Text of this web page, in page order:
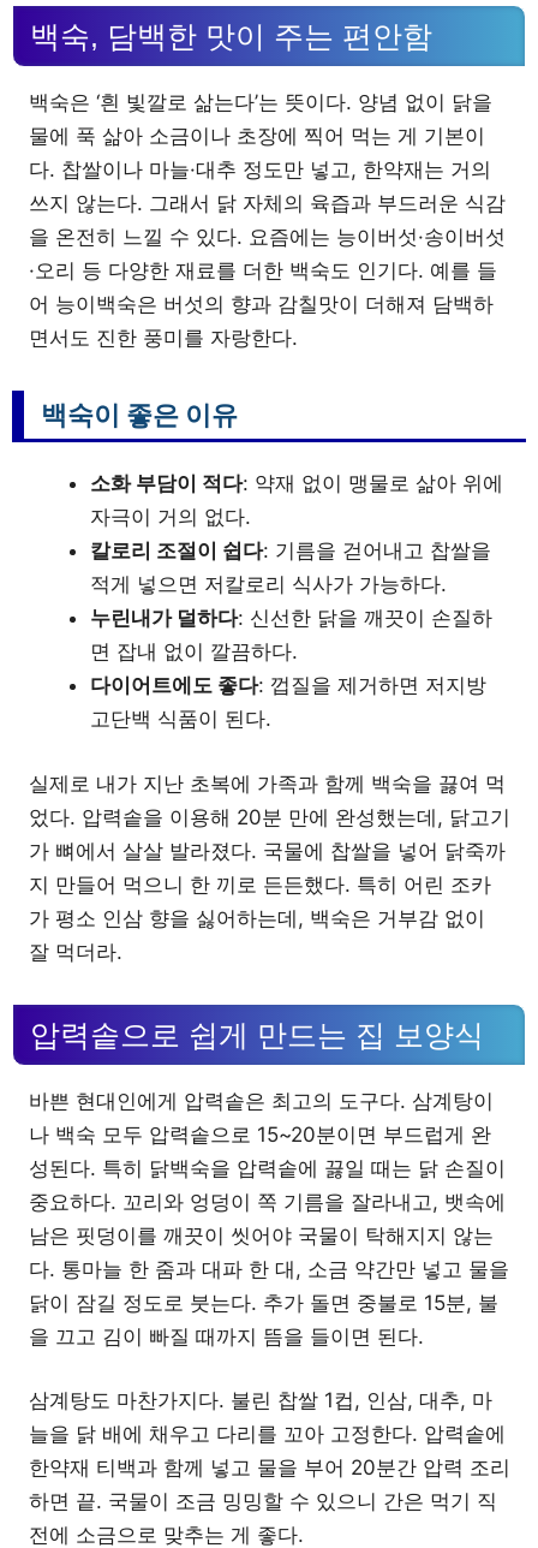
백숙, 담백한 맛이 주는 편안함
백숙은 ‘흰 빛깔로 삶는다’는 뜻이다. 양념 없이 닭을
물에 푹 삶아 소금이나 초장에 찍어 먹는 게 기본이
다. 찹쌀이나 마늘·대추 정도만 넣고, 한약재는 거의
쓰지 않는다. 그래서 닭 자체의 육즙과 부드러운 식감
을 온전히 느낄 수 있다. 요즘에는 능이버섯·송이버섯
·오리 등 다양한 재료를 더한 백숙도 인기다. 예를 들
어 능이백숙은 버섯의 향과 감칠맛이 더해져 담백하
면서도 진한 풍미를 자랑한다.
백숙이 좋은 이유
소화 부담이 적다: 약재 없이 맹물로 삶아 위에
자극이 거의 없다.
칼로리 조절이 쉽다: 기름을 걷어내고 찹쌀을
적게 넣으면 저칼로리 식사가 가능하다.
누린내가 덜하다: 신선한 닭을 깨끗이 손질하
면 잡내 없이 깔끔하다.
다이어트에도 좋다: 껍질을 제거하면 저지방
고단백 식품이 된다.
실제로 내가 지난 초복에 가족과 함께 백숙을 끓여 먹
었다. 압력솥을 이용해 20분 만에 완성했는데, 닭고기
가 뼈에서 살살 발라졌다. 국물에 찹쌀을 넣어 닭죽까
지 만들어 먹으니 한 끼로 든든했다. 특히 어린 조카
가 평소 인삼 향을 싫어하는데, 백숙은 거부감 없이
잘 먹더라.
압력솥으로 쉽게 만드는 집 보양식
바쁜 현대인에게 압력솥은 최고의 도구다. 삼계탕이
나 백숙 모두 압력솥으로 15~20분이면 부드럽게 완
성된다. 특히 닭백숙을 압력솥에 끓일 때는 닭 손질이
중요하다. 꼬리와 엉덩이 쪽 기름을 잘라내고, 뱃속에
남은 핏덩이를 깨끗이 씻어야 국물이 탁해지지 않는
다. 통마늘 한 줌과 대파 한 대, 소금 약간만 넣고 물을
닭이 잠길 정도로 붓는다. 추가 돌면 중불로 15분, 불
을 끄고 김이 빠질 때까지 뜸을 들이면 된다.
삼계탕도 마찬가지다. 불린 찹쌀 1컵, 인삼, 대추, 마
늘을 닭 배에 채우고 다리를 꼬아 고정한다. 압력솥에
한약재 티백과 함께 넣고 물을 부어 20분간 압력 조리
하면 끝. 국물이 조금 밍밍할 수 있으니 간은 먹기 직
전에 소금으로 맞추는 게 좋다.